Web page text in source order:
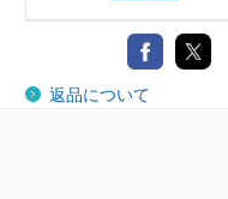
名リーダーは「脳
」で勝つ
返品について